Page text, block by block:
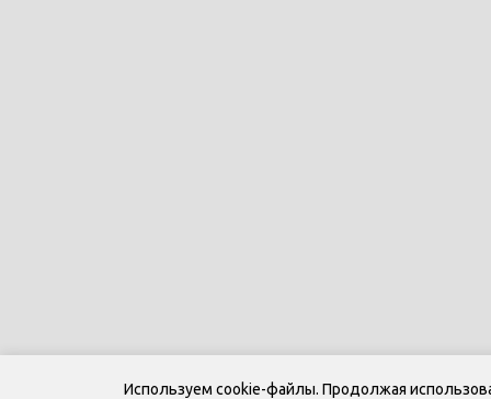
Используем cookie-файлы. Продолжая